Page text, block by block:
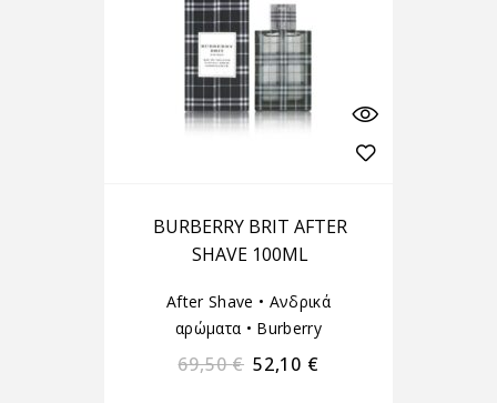
BURBERRY BRIT AFTER
SHAVE 100ML
After Shave • Ανδρικά
αρώματα • Burberry
69,50€ 52,10 €